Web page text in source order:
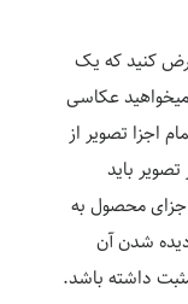
کنید که یک
عکاسی
اجزا تصویر از
باید
محصول به
شدن آن
داشته باشد.